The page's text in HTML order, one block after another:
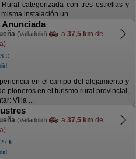
categorizada con tres estrellas y
instalación un ...
Anunciada
(Valladolid) a 37,5 km de
€
en el campo del alojamiento y
pioneros en el turismo rural provincial,
Villa ...
(Valladolid) a 37,5 km de
27 €